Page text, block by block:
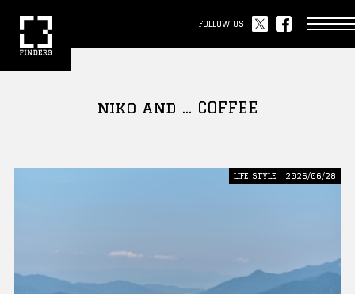
FOLLOW US
niko and ... COFFEE
LIFE STYLE | 2026/06/28